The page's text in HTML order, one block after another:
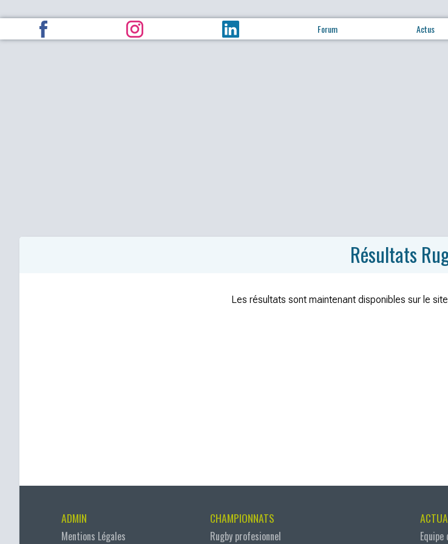
Forum Actus
Résultats
Les résultats sont maintenant disponibles sur le
ADMIN
Mentions Légales
CHAMPIONNATS
Rugby profesionnel